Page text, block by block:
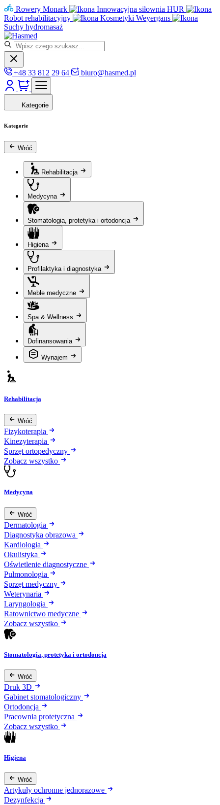
Rowery Monark
Innowacyjna siłownia HUR
Robot rehabilitacyjny
Kosmetyki Weyergans
Suchy hydromasaż
+48 33 812 29 64 biuro@hasmed.pl
Kategorie
Kategorie
Wróć
Rehabilitacja
Medycyna
Stomatologia, protetyka i ortodoncja
Higiena
Profilaktyka i diagnostyka
Meble medyczne
Spa & Wellness
Dofinansowania
Wynajem
Rehabilitacja
Wróć
Fizykoterapia
Kinezyterapia
Sprzęt ortopedyczny
Zobacz wszystko
Medycyna
Wróć
Dermatologia
Diagnostyka obrazowa
Kardiologia
Okulistyka
Oświetlenie diagnostyczne
Pulmonologia
Sprzęt medyczny
Weterynaria
Laryngologia
Ratownictwo medyczne
Zobacz wszystko
Stomatologia, protetyka i ortodoncja
Wróć
Druk 3D
Gabinet stomatologiczny
Ortodoncja
Pracownia protetyczna
Zobacz wszystko
Higiena
Wróć
Artykuły ochronne jednorazowe
Dezynfekcja